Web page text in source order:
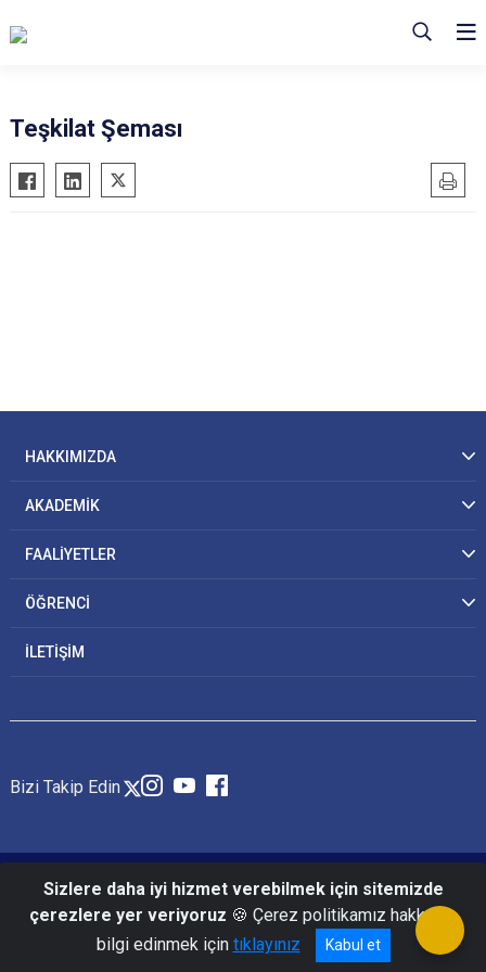
Teşkilat Şeması
HAKKIMIZDA
AKADEMİK
FAALİYETLER
ÖĞRENCİ
İLETİŞİM
Bizi Takip Edin
© 2026 Jandarma ve Sahil Güvenlik Akademisi
Sizlere daha iyi hizmet verebilmek için sitemizde
çerezlere yer veriyoruz 🍪 Çerez politikamız hakkında
bilgi edinmek için tıklayınız Kabul et